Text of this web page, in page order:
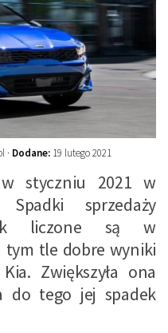
· Dodane: 19 lutego 2021
styczniu 2021 w
sprzedaży
liczone są w
tym tle dobre wyniki
Zwiększyła ona
do tego jej spadek